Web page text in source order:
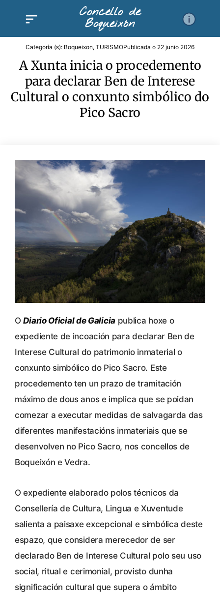
Concello de
Boqueixón
Categoría (s): Boqueixon, TURISMOPublicada o 22 junio 2026
A Xunta inicia o procedemento
para declarar Ben de Interese
Cultural o conxunto simbólico do
Pico Sacro
ODiario Oficial de Galiciapublica hoxe o
expediente de incoación para declarar Ben de
Interese Cultural do patrimonio inmaterial o
conxunto simbólico do Pico Sacro. Este
procedemento ten un prazo de tramitación
máximo de dous anos e implica que se poidan
comezar a executar medidas de salvagarda das
diferentes manifestacións inmateriais que se
desenvolven no Pico Sacro, nos concellos de
Boqueixón e Vedra.
O expediente elaborado polos técnicos da
Consellería de Cultura, Lingua e Xuventude
salienta a paisaxe excepcional e simbólica deste
espazo, que considera merecedor de ser
declarado Ben de Interese Cultural polo seu uso
social, ritual e cerimonial, provisto dunha
significación cultural que supera o ámbito